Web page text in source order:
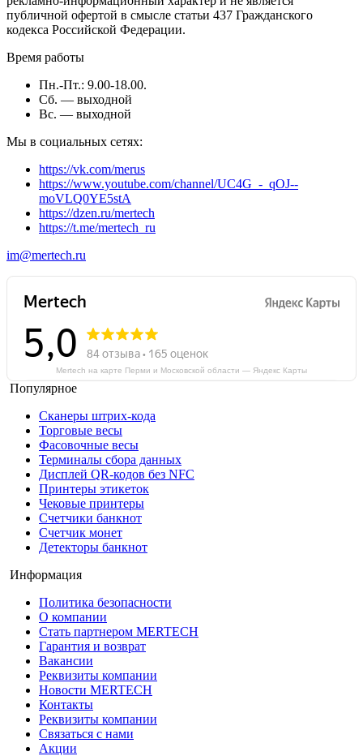
публичной офертой в смысле статьи 437 Гражданского
кодекса Российской Федерации.
Время работы
Пн.-Пт.: 9.00-18.00.
Сб. — выходной
Вс. — выходной
Мы в социальных сетях:
https://vk.com/merus
https://www.youtube.com/channel/UC4G_-_qOJ--
moVLQ0YE5stA
https://dzen.ru/mertech
https://t.me/mertech_ru
im@mertech.ru
Mertech на карте Перми и Московской области — Яндекс Карты
Популярное
Сканеры штрих-кода
Торговые весы
Фасовочные весы
Терминалы сбора данных
Дисплей QR-кодов без NFC
Принтеры этикеток
Чековые принтеры
Счетчики банкнот
Счетчик монет
Детекторы банкнот
Информация
Политика безопасности
О компании
Стать партнером MERTECH
Гарантия и возврат
Вакансии
Реквизиты компании
Новости MERTECH
Контакты
Реквизиты компании
Связаться с нами
Акции